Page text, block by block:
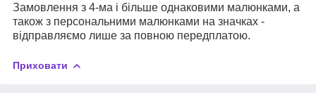
Замовлення з 4-ма і більше однаковими малюнками, а
також з персональними малюнками на значках -
відправляємо лише за повною передплатою.
Приховати